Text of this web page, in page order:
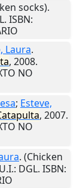
socks).
ISBN:
Laura.
, 2008.
NO
; Esteve,
, 2007.
NO
. (Chicken
U.I.: DGL. ISBN: